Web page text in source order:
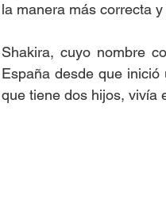
la manera más correcta
Shakira, cuyo nombre
España desde que
que tiene dos hijos, vivía